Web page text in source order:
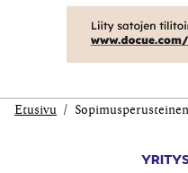
Etusivu